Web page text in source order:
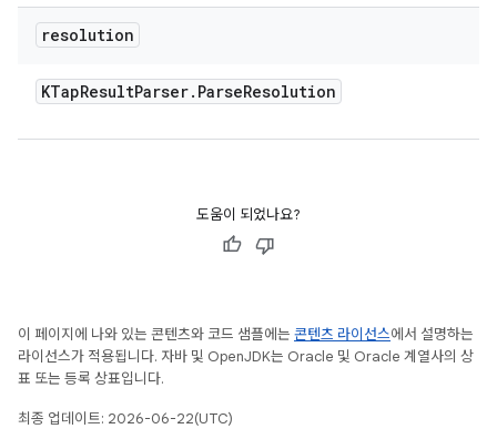
resolution
KTapResultParser. ParseResolution
도움이 되었나요?
이 페이지에 나와 있는 콘텐츠와 코드 샘플에는 콘텐츠 라이선스에서 설명하는
라이선스가 적용됩니다. 자바 및 OpenJDK는 Oracle 및 Oracle 계열사의 상
표 또는 등록 상표입니다.
최종 업데이트: 2026-06-22(UTC)